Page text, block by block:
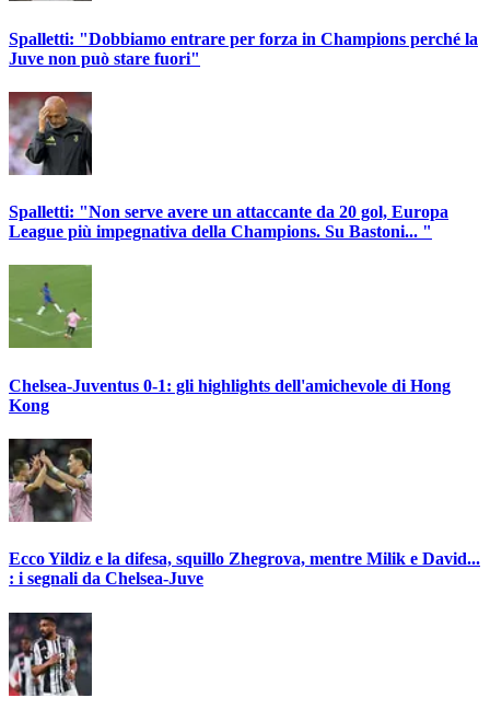
Spalletti: "Dobbiamo entrare per forza in Champions perché la
Juve non può stare fuori"
Spalletti: "Non serve avere un attaccante da 20 gol, Europa
League più impegnativa della Champions. Su Bastoni... "
Chelsea-Juventus 0-1: gli highlights dell'amichevole di Hong
Kong
Ecco Yildiz e la difesa, squillo Zhegrova, mentre Milik e David...
: i segnali da Chelsea-Juve